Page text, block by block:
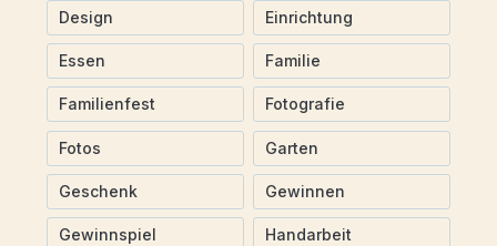
Design Einrichtung
Essen Familie
Familienfest Fotografie
Fotos Garten
Geschenk Gewinnen
Gewinnspiel Handarbeit